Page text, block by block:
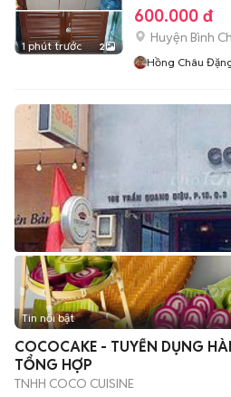
1 phút trước 2
600.000 đ
Huyện Bình
Hồng Châu
Tin nổi bật
COCOCAKE - TUYỂN DỤNG
TỔNG HỢP
TNHH COCO CUISINE